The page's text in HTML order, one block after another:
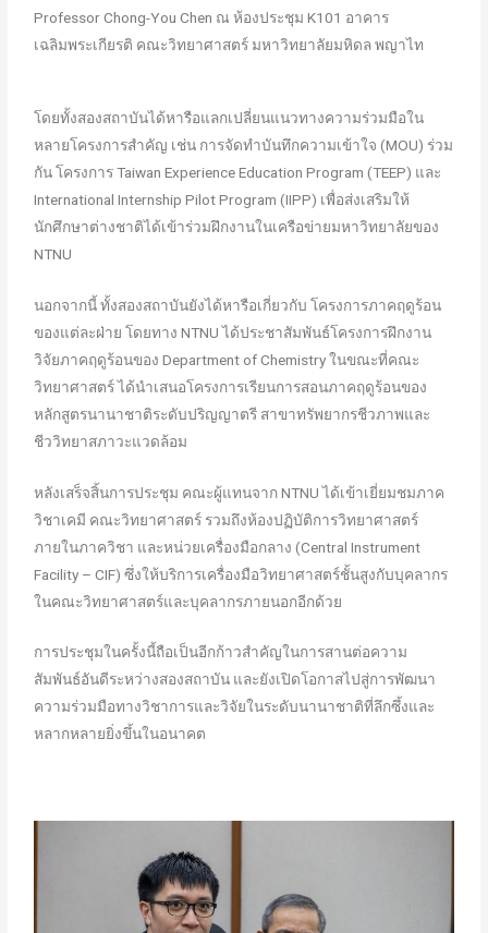
Professor Chong-You Chen ณ ห้องประชุม K101 อาคาร
เฉลิมพระเกียรติ คณะวิทยาศาสตร์ มหาวิทยาลัยมหิดล พญาไท
โดยทั้งสองสถาบันได้หารือแลกเปลี่ยนแนวทางความร่วมมือใน
หลายโครงการสำคัญ เช่น การจัดทำบันทึกความเข้าใจ (MOU) ร่วม
กัน โครงการ Taiwan Experience Education Program (TEEP) และ
International Internship Pilot Program (IIPP) เพื่อส่งเสริมให้
นักศึกษาต่างชาติได้เข้าร่วมฝึกงานในเครือข่ายมหาวิทยาลัยของ
NTNU
นอกจากนี้ ทั้งสองสถาบันยังได้หารือเกี่ยวกับ โครงการภาคฤดูร้อน
ของแต่ละฝ่าย โดยทาง NTNU ได้ประชาสัมพันธ์โครงการฝึกงาน
วิจัยภาคฤดูร้อนของ Department of Chemistry ในขณะที่คณะ
วิทยาศาสตร์ ได้นำเสนอโครงการเรียนการสอนภาคฤดูร้อนของ
หลักสูตรนานาชาติระดับปริญญาตรี สาขาทรัพยากรชีวภาพและ
ชีววิทยาสภาวะแวดล้อม
หลังเสร็จสิ้นการประชุม คณะผู้แทนจาก NTNU ได้เข้าเยี่ยมชมภาค
วิชาเคมี คณะวิทยาศาสตร์ รวมถึงห้องปฏิบัติการวิทยาศาสตร์
ภายในภาควิชา และหน่วยเครื่องมือกลาง (Central Instrument
Facility – CIF) ซึ่งให้บริการเครื่องมือวิทยาศาสตร์ชั้นสูงกับบุคลากร
ในคณะวิทยาศาสตร์และบุคลากรภายนอกอีกด้วย
การประชุมในครั้งนี้ถือเป็นอีกก้าวสำคัญในการสานต่อความ
สัมพันธ์อันดีระหว่างสองสถาบัน และยังเปิดโอกาสไปสู่การพัฒนา
ความร่วมมือทางวิชาการและวิจัยในระดับนานาชาติที่ลึกซึ้งและ
หลากหลายยิ่งขึ้นในอนาคต